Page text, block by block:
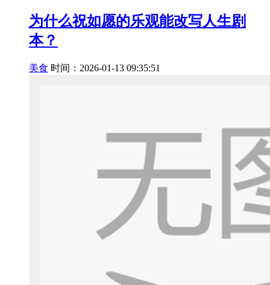
为什么祝如愿的乐观能改写人生剧
本？
美食 时间：2026-01-13 09:35:51